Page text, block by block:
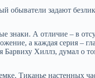
задают
А отличие – в
а каждая серия –
Хиллз, думал о
Тиканье настенных